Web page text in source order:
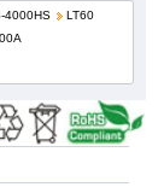
4000HS
LT60